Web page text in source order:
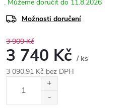
11.8.2026
Možnosti doručení
3 909 Kč
3 740 Kč / ks
3 090,91 Kč bez DPH